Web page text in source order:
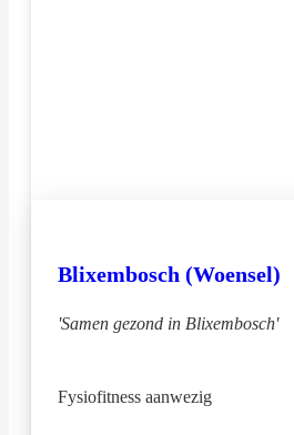
Blixembosch (Woensel)
'Samen gezond in Blixembosch'
Fysiofitness aanwezig